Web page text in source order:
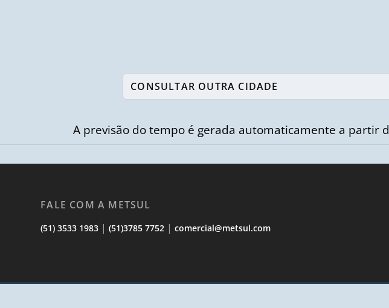
A previsão do tempo é gerada automaticamente a partir
FALE COM A METSUL
(51) 3533 1983 |(51)3785 7752 |comercial@metsul.com